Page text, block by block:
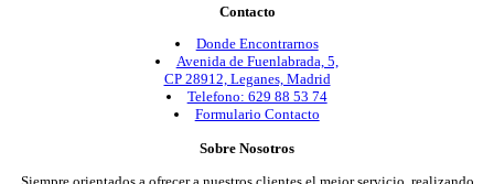
Contacto
Donde Encontrarnos
Avenida de Fuenlabrada, 5,
CP 28912, Leganes, Madrid
Telefono: 629 88 53 74
Formulario Contacto
Sobre Nosotros